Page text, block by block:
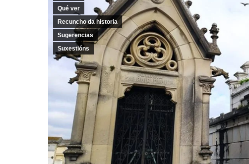
Qué ver
Recuncho da historia
Sugerencias
Suxestións